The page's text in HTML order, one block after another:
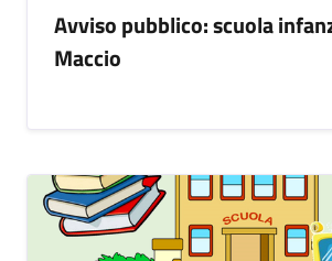
Avviso pubblico: scuola
Maccio